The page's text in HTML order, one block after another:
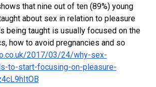
that nine out of ten (89%) young
about sex in relation to pleasure
being taught is usually focused on the
how to avoid pregnancies and so
2017/03/24/why-sex-
to-start-focusing-on-pleasure-